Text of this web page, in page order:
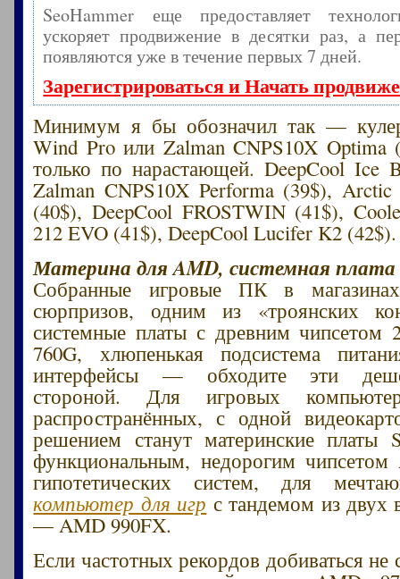
SeoHammer еще предоставляет
ускоряет продвижение в десятки раз, а
появляются уже в течение первых 7 дней.
Зарегистрироваться и Начать
Минимум я бы обозначил так —
Wind Pro или Zalman CNPS10X Optima
только по нарастающей. DeepCool Ice
Zalman CNPS10X Performa (39$), Arctic
(40$), DeepCool FROSTWIN (41$),
212 EVO (41$), DeepCool Lucifer K2 (42$).
Материна для AMD, системная плата
Собранные игровые ПК в
сюрпризов, одним из «троянских
системные платы с древним чипсетом
760G, хлюпенькая подсистема
интерфейсы — обходите эти
стороной. Для игровых
распространённых, с одной
решением станут материнские платы
функциональным, недорогим
гипотетических систем, для
компьютер для игр с тандемом из двух
— AMD 990FX.
Если частотных рекордов добиваться не